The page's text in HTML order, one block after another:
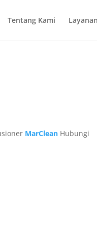
Tentang Kami
MarClean Hubungi